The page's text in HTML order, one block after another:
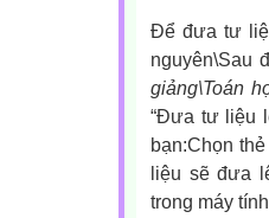
Để đưa tư
nguyên\Sau
giảng\Toán
“Đưa tư liệu
bạn:Chọn
liệu sẽ đưa
trong máy